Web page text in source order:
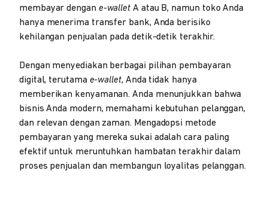
membayar dengan e-wallet A atau B, namun toko Anda
hanya menerima transfer bank, Anda berisiko
kehilangan penjualan pada detik-detik terakhir.
Dengan menyediakan berbagai pilihan pembayaran
digital, terutama e-wallet, Anda tidak hanya
memberikan kenyamanan. Anda menunjukkan bahwa
bisnis Anda modern, memahami kebutuhan pelanggan,
dan relevan dengan zaman. Mengadopsi metode
pembayaran yang mereka sukai adalah cara paling
efektif untuk meruntuhkan hambatan terakhir dalam
proses penjualan dan membangun loyalitas pelanggan.